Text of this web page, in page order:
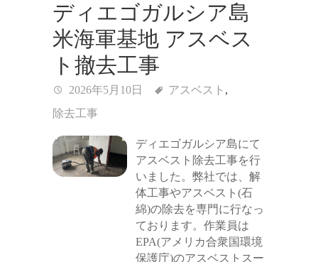
ディエゴガルシア島
米海軍基地 アスベス
ト撤去工事
2026年5月10日 アスベスト ,
除去工事
ディエゴガルシア島にて
アスベスト除去工事を行
いました。弊社では、解
体工事やアスベスト(石
綿)の除去を専門に行なっ
ております。作業員は
EPA(アメリカ合衆国環境
保護庁)のアスベストスー